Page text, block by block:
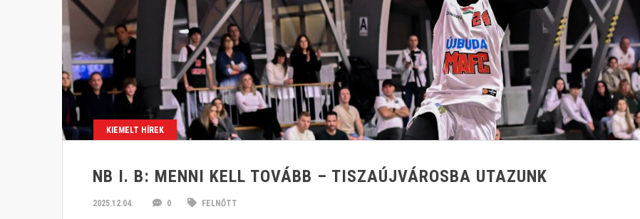
KIEMELT HÍREK
NB I. B: MENNI KELL TOVÁBB – TISZAÚJVÁROSBA UTAZUNK
2025.12.04. 0 FELNŐTT